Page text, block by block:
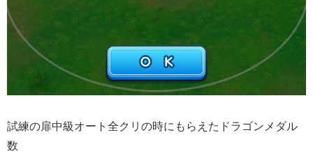
試練の扉中級オート全クリの時にもらえたドラゴンメダル
数